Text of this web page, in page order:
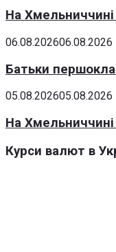
На
06.08.202606.08.2026
Батьки
05.08.202605.08.2026
На Хмельниччині
Курси валют в